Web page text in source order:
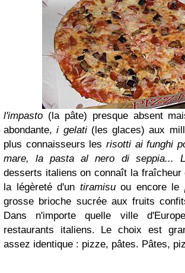
l'impasto (la pâte) presque absent
abondante, i gelati (les glaces) aux
plus connaisseurs les risotti ai funghi
mare, la pasta al nero di seppia...
desserts italiens on connaît la fraîcheur
la légèreté d'un tiramisu ou encore le
grosse brioche sucrée aux fruits
Dans n'importe quelle ville
restaurants italiens. Le choix est
assez identique : pizze, pâtes. Pâtes,